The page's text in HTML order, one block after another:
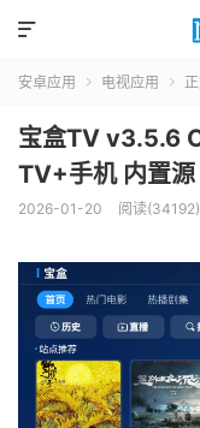

安卓应用  电视应用 
宝盒TV v3.5.6
TV+手机 内置源
2026-01-20 阅读(34192)